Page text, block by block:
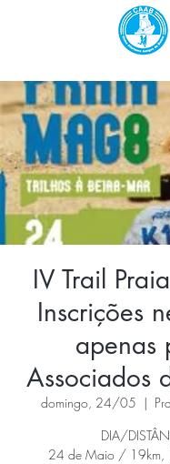
IV Trail
Inscrições
apenas
Associados
domingo, 24/05
  |
DIA/
24 de Maio / 19km,